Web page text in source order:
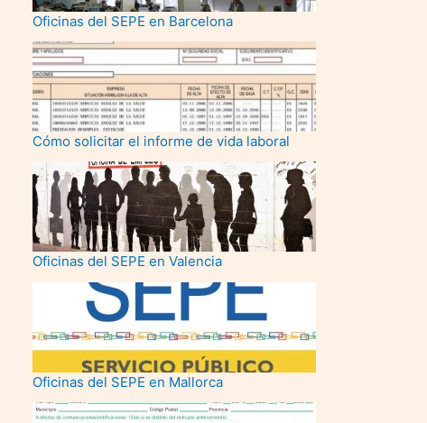
Oficinas del SEPE en Barcelona
Cómo solicitar el informe de vida laboral
Oficinas del SEPE en Valencia
Oficinas del SEPE en Mallorca